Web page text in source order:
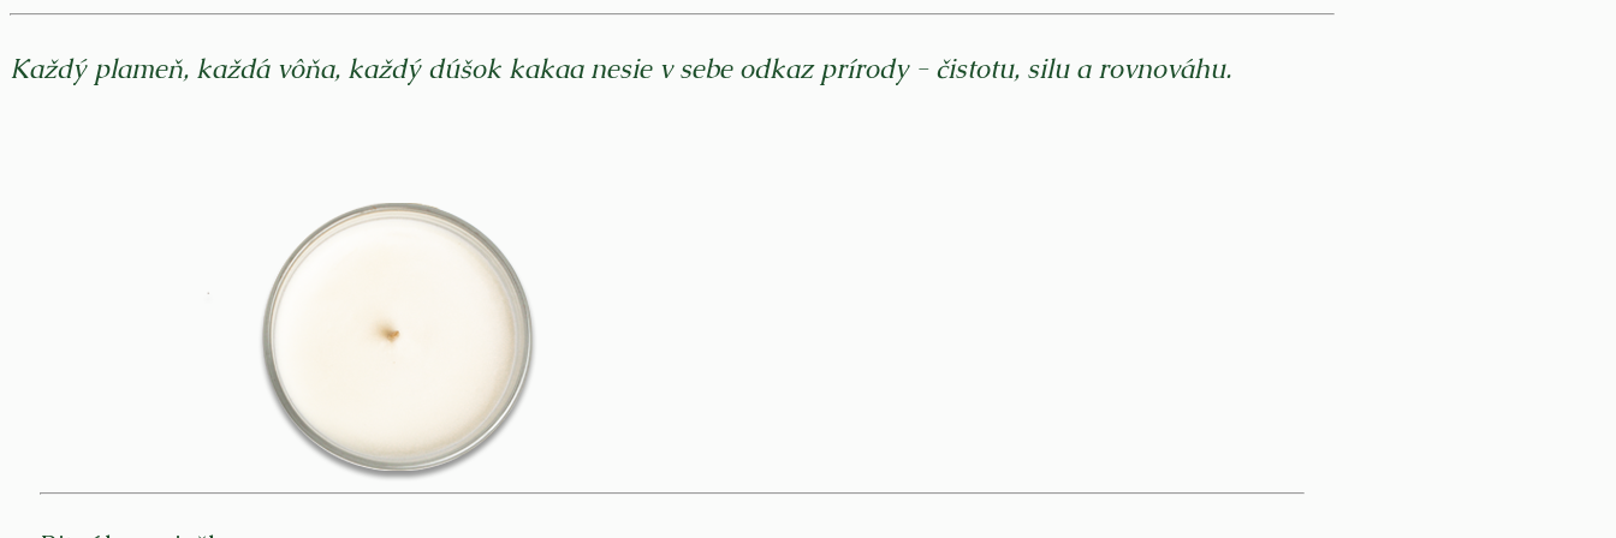
Každý plameň, každá vôňa, každý dúšok kakaa nesie v sebe odkaz prírody - čistotu, silu a rovnováhu.